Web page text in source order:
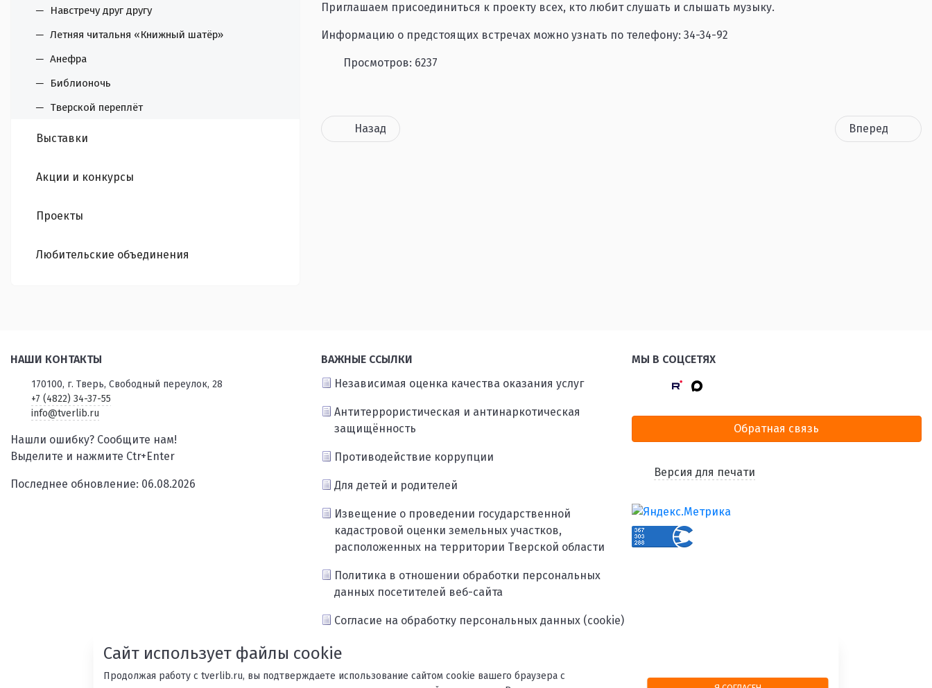
Навстречу друг другу
Летняя читальня «Книжный шатёр»
Анефра
Библионочь
Тверской переплёт
Выставки
Акции и конкурсы
Проекты
Любительские объединения
Приглашаем присоединиться к проекту всех, кто любит слушать и слышать музыку.
Информацию о предстоящих встречах можно узнать по телефону: 34-34-92
Просмотров: 6237
Назад Вперед
НАШИ КОНТАКТЫ
170100, г. Тверь, Свободный переулок, 28
+7 (4822) 34-37-55
info@tverlib.ru
Нашли ошибку? Сообщите нам!
Выделите и нажмите Ctr+Enter
Последнее обновление: 06.08.2026
ВАЖНЫЕ ССЫЛКИ
Независимая оценка качества оказания услуг
Антитеррористическая и антинаркотическая
защищённость
Противодействие коррупции
Для детей и родителей
Извещение о проведении государственной
кадастровой оценки земельных участков,
расположенных на территории Тверской области
Политика в отношении обработки персональных
данных посетителей веб-сайта
Согласие на обработку персональных данных (cookie)
Карта сайта
МЫ В СОЦСЕТЯХ
Обратная связь
Версия для печати
Сайт использует файлы cookie
Продолжая работу с tverlib.ru, вы подтверждаете использование сайтом cookie вашего браузера с